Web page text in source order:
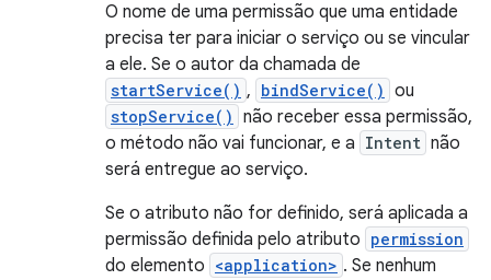
O nome de uma permissão que uma entidade
precisa ter para iniciar o serviço ou se vincular
a ele. Se o autor da chamada de
startService() , bindService() ou
stopService() não receber essa permissão,
o método não vai funcionar, e a Intent não
será entregue ao serviço.
Se o atributo não for definido, será aplicada a
permissão definida pelo atributo permission
do elemento <application> . Se nenhum